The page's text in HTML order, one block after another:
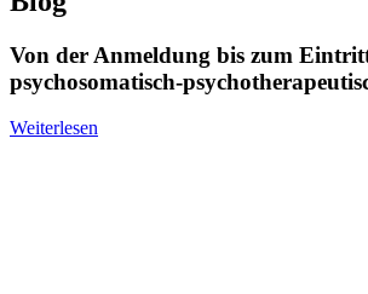
Von der Anmeldung bis zum
psychosomatisch-
Weiterlesen